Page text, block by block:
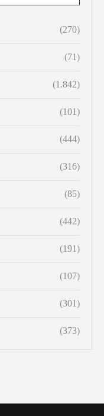
(270)
(71)
(1.842)
(101)
(444)
(316)
(85)
(442)
(191)
(107)
(301)
(373)